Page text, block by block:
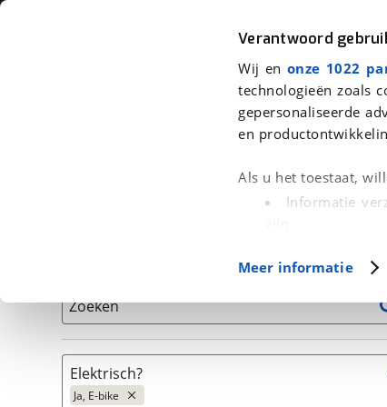
Verantwoord
Wij en onze 1022
technologieën zoals
gepersonaliseerde
en
Als u het toestaat,
Informatie
(fingerprinting)
in.
Cookieverklaring.
Met cookies en
Functionele cookies
Meer informatie
Auto Fiets
Elektrische fiets
We hebben 7 fietsen voor je
Zoeken
Elektrisch?
Ja, E-bike